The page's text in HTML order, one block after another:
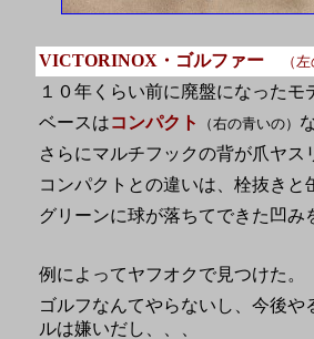
VICTORINOX・ゴルファー （
１０年くらい前に廃盤になった
ベースはコンパクト （右の青いの）
さらにマルチフックの背が爪ヤ
コンパクトとの違いは、栓抜き
グリーンに球が落ちてできた凹み
例によってヤフオクで見つけた。
ゴルフなんてやらないし、今後
ルは嫌いだし、、、